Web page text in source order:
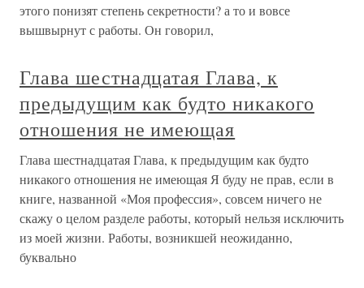
этого понизят степень секретности? а то и вовсе
вышвырнут с работы. Он говорил,
Глава шестнадцатая Глава, к
предыдущим как будто никакого
отношения не имеющая
Глава шестнадцатая Глава, к предыдущим как будто
никакого отношения не имеющая Я буду не прав, если в
книге, названной «Моя профессия», совсем ничего не
скажу о целом разделе работы, который нельзя исключить
из моей жизни. Работы, возникшей неожиданно,
буквально